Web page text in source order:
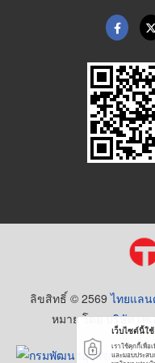
ลิขสิทธิ์ © 2569ไทยแลน
หมาย โดยบริษัท เท
เว็บไซต์นี้ใ
เราใช้คุกกี้เพื่อ
และมอบประส